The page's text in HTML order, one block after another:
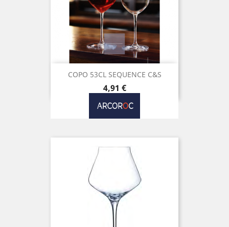
COPO 53CL SEQUENCE C&S
Preço
4,91 €